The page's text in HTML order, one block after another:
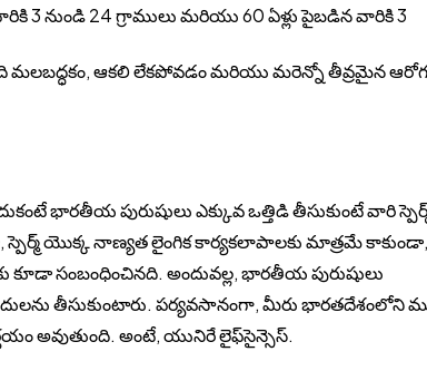
3 నుండి 24 గ్రాములు మరియు 60 ఏళ్లు పైబడిన వారికి 3
మలబద్ధకం, ఆకలి లేకపోవడం మరియు మరెన్నో తీవ్రమైన
భారతీయ పురుషులు ఎక్కువ ఒత్తిడి తీసుకుంటే వారి
యొక్క నాణ్యత లైంగిక కార్యకలాపాలకు మాత్రమే కాకుండా,
సంబంధించినది. అందువల్ల, భారతీయ పురుషులు
తీసుకుంటారు. పర్యవసానంగా, మీరు భారతదేశంలోని
అవుతుంది. అంటే, యునిరే లైఫ్‌సైన్సెస్.